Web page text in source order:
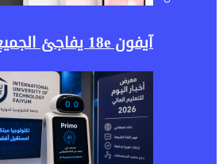
آيفون 18e يفاجئ الجميع بترقية غير متوقعة.. هل تكفي غيغابايت واحدة لإطلاق قوة الذكاء الاصطناعي؟